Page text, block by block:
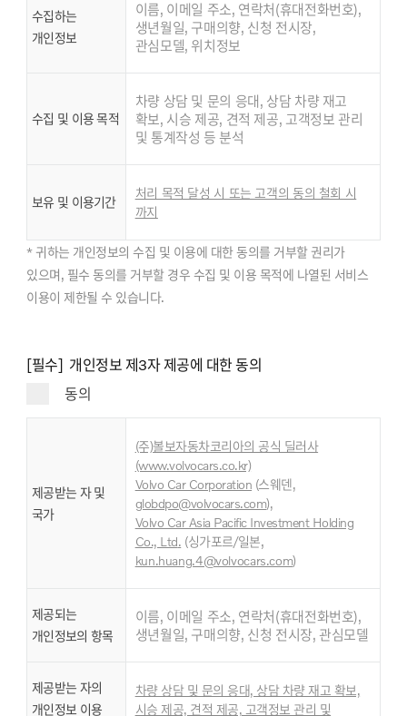
수집하는
개인정보
이름, 이메일 주소, 연락처(휴대전화번호),
생년월일, 구매의향, 신청 전시장,
관심모델, 위치정보
수집 및 이용 목적
차량 상담 및 문의 응대, 상담 차량 재고
확보, 시승 제공, 견적 제공, 고객정보 관리
및 통계작성 등 분석
보유 및 이용기간
처리 목적 달성 시 또는 고객의 동의 철회 시
까지
* 귀하는 개인정보의 수집 및 이용에 대한 동의를 거부할 권리가
있으며, 필수 동의를 거부할 경우 수집 및 이용 목적에 나열된 서비스
이용이 제한될 수 있습니다.
[필수] 개인정보 제3자 제공에 대한 동의
동의
제공받는 자 및
국가
(주)볼보자동차코리아의 공식 딜러사
(www.volvocars.co.kr)
Volvo Car Corporation (스웨덴,
globdpo@volvocars.com),
Volvo Car Asia Pacific Investment Holding
Co., Ltd. (싱가포르/일본,
kun.huang.4@volvocars.com)
제공되는
개인정보의 항목
이름, 이메일 주소, 연락처(휴대전화번호),
생년월일, 구매의향, 신청 전시장, 관심모델
제공받는 자의
개인정보 이용
차량 상담 및 문의 응대, 상담 차량 재고 확보,
시승 제공, 견적 제공, 고객정보 관리 및